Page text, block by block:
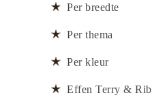
Per breedte
Per thema
Per kleur
Effen Terry & Rib